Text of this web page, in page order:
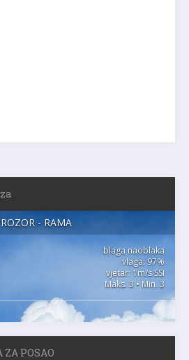
- RAMA
blaga naoblaka
vlaga: 97%
vjetar: 1m/s SSI
Maks. 3 • Min. 3
ZA POSAO